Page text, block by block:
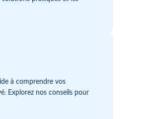
à comprendre vos
Explorez nos conseils pour